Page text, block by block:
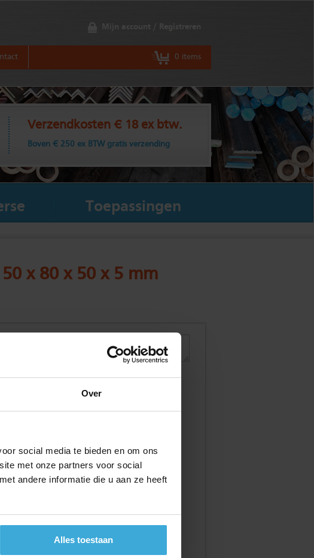
Over
social media te bieden en om ons
met onze partners voor social
andere informatie die u aan ze heeft
Alles toestaan
Mijn account / Registreren
0 items
Verzendkosten € 18 ex btw.
Boven € 250 ex BTW gratis verzending
Toepassingen
x 80 x 50 x 5 mm